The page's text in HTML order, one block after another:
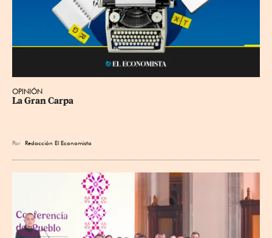
OPINIÓN
La Gran Carpa
Por Redacción El Economista